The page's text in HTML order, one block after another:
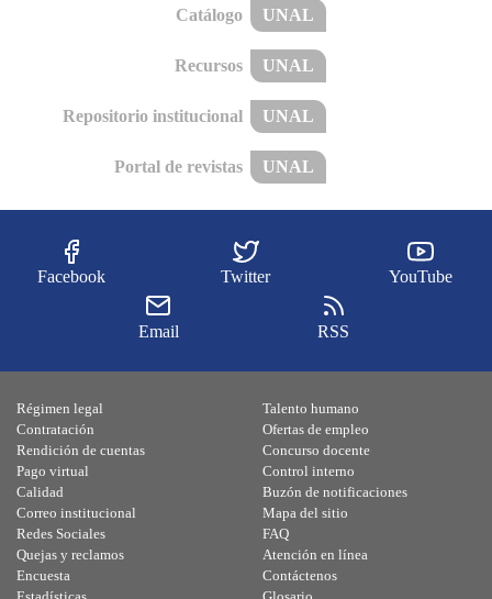
Catálogo UNAL
Recursos UNAL
Repositorio institucional UNAL
Portal de revistas UNAL
Facebook Twitter YouTube
Email RSS
Régimen legal
Contratación
Rendición de cuentas
Pago virtual
Calidad
Talento humano
Ofertas de empleo
Concurso docente
Control interno
Buzón de notificaciones
Correo institucional
Redes Sociales
Quejas y reclamos
Encuesta
Mapa del sitio
FAQ
Atención en línea
Contáctenos